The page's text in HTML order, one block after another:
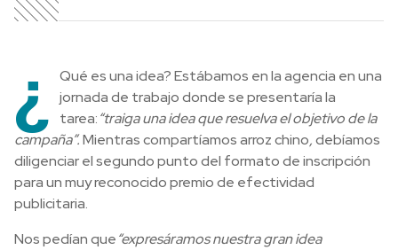
¿
Qué es una idea? Estábamos en la agencia en una
jornada de trabajo donde se presentaría la
tarea:“traiga una idea que resuelva el objetivo de la
campaña”.Mientras compartíamos arroz chino,debíamos
diligenciar el segundo punto del formato de inscripción
para un muy reconocido premio de efectividad
publicitaria.
Nos pedían que“expresáramos nuestra gran idea